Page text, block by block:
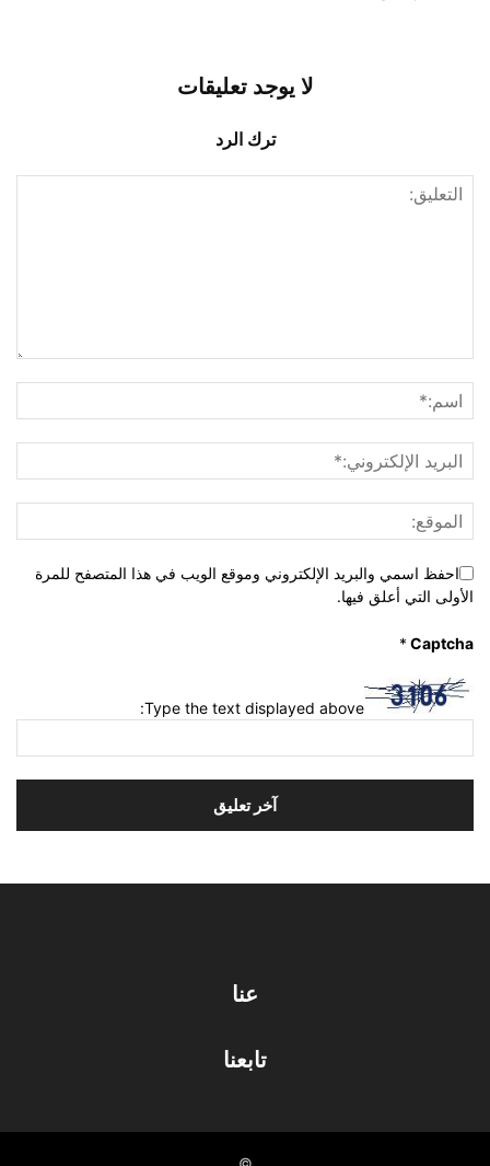
لا يوجد تعليقات
ترك الرد
احفظ اسمي والبريد الإلكتروني وموقع الويب في هذا المتصفح للمرة
الأولى التي أعلق فيها.
Captcha
*
Type the text displayed above:
عنا
تابعنا